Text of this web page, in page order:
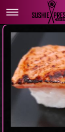
Toggle